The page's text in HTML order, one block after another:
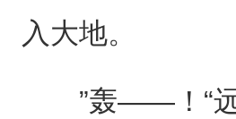
入大地。
”轰——！“远